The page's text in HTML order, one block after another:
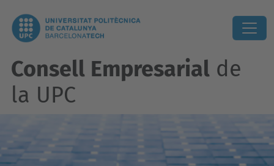
Consell Empresarial de
la UPC